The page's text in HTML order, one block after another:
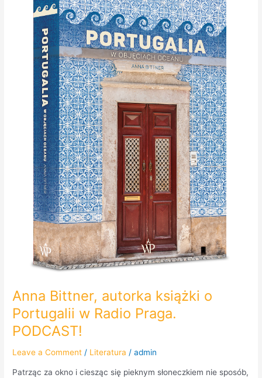
Anna Bittner, autorka książki o
Portugalii w Radio Praga.
PODCAST!
Leave a Comment / Literatura /admin
Patrząc za okno i ciesząc się pieknym słoneczkiem nie sposób,
autorka
książki
Portugalii
Praga.
PODCAST!